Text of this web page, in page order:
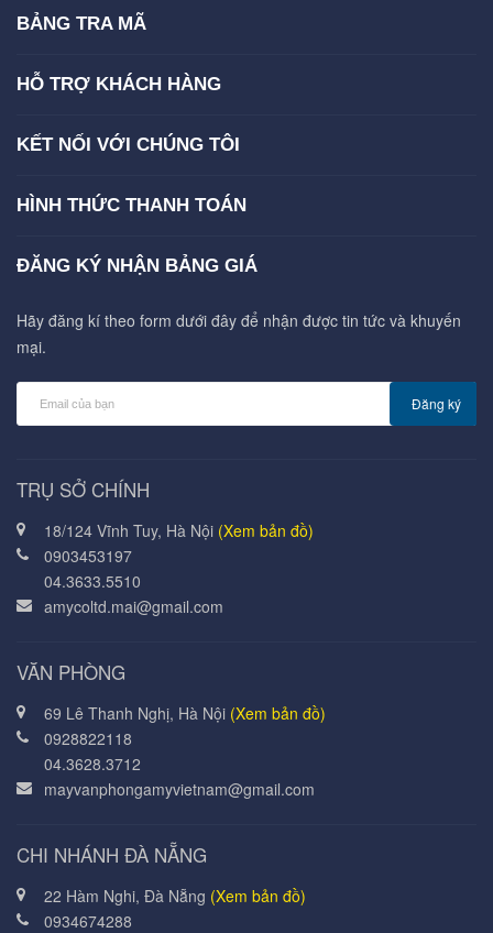
BẢNG TRA MÃ
HỖ TRỢ KHÁCH HÀNG
KẾT NỐI VỚI CHÚNG TÔI
HÌNH THỨC THANH TOÁN
ĐĂNG KÝ NHẬN BẢNG GIÁ
Hãy đăng kí theo form dưới đây để nhận được tin tức và khuyến
mại.
Đăng ký
TRỤ SỞ CHÍNH
18/124 Vĩnh Tuy, Hà Nội (Xem bản đồ)
0903453197
04.3633.5510
amycoltd.mai@gmail.com
VĂN PHÒNG
69 Lê Thanh Nghị, Hà Nội (Xem bản đồ)
0928822118
04.3628.3712
mayvanphongamyvietnam@gmail.com
CHI NHÁNH ĐÀ NẴNG
22 Hàm Nghi, Đà Nẵng (Xem bản đồ)
0934674288